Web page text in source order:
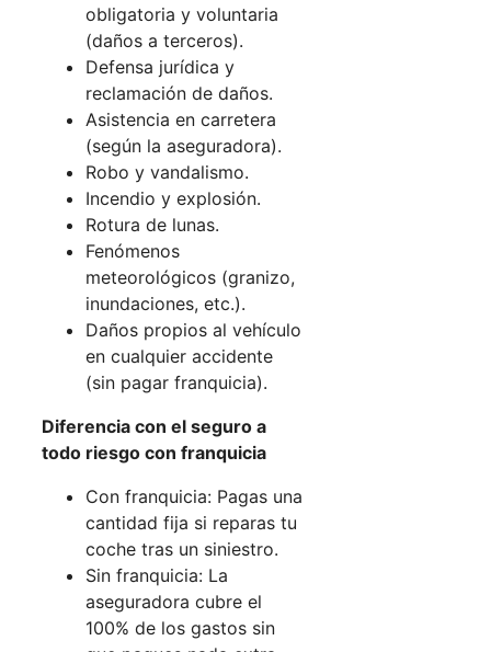
obligatoria y voluntaria
(daños a terceros).
Defensa jurídica y
reclamación de daños.
Asistencia en carretera
(según la aseguradora).
Robo y vandalismo.
Incendio y explosión.
Rotura de lunas.
Fenómenos
meteorológicos (granizo,
inundaciones, etc.).
Daños propios al vehículo
en cualquier accidente
(sin pagar franquicia).
Diferencia con el seguro a
todo riesgo con franquicia
Con franquicia: Pagas una
cantidad fija si reparas tu
coche tras un siniestro.
Sin franquicia: La
aseguradora cubre el
100% de los gastos sin